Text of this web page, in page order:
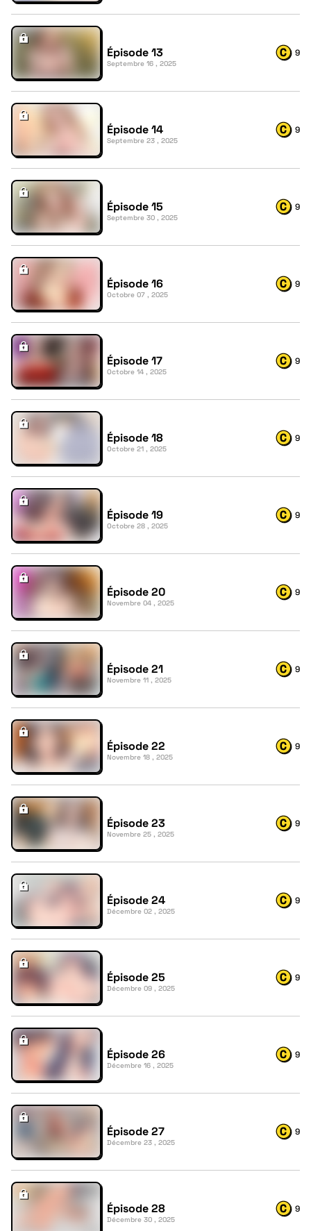
Épisode 13
Septembre 16 , 2025
9
Épisode 14
Septembre 23 , 2025
9
Épisode 15
Septembre 30 , 2025
9
Épisode 16
Octobre 07 , 2025
9
Épisode 17
Octobre 14 , 2025
9
Épisode 18
Octobre 21 , 2025
9
Épisode 19
Octobre 28 , 2025
9
Épisode 20
Novembre 04 , 2025
9
Épisode 21
Novembre 11 , 2025
9
Épisode 22
Novembre 18 , 2025
9
Épisode 23
Novembre 25 , 2025
9
Épisode 24
Décembre 02 , 2025
9
Épisode 25
Décembre 09 , 2025
9
Épisode 26
Décembre 16 , 2025
9
Épisode 27
Décembre 23 , 2025
9
Épisode 28
Décembre 30 , 2025
9